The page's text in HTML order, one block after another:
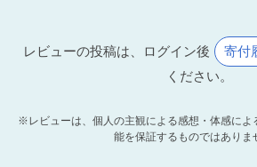
レビューの投稿は、ログイン後 寄付
ください。
※レビューは、個人の主観による感想・体感によ
能を保証するものではありま